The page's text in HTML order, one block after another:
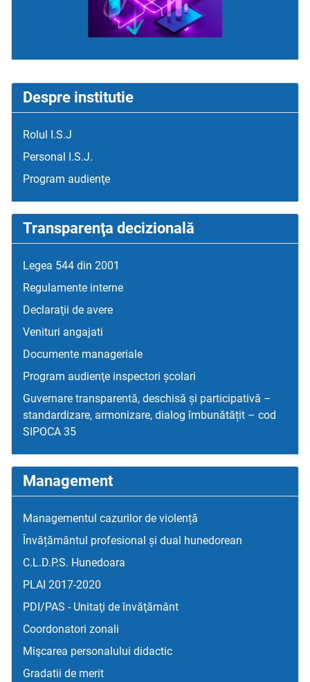
Despre institutie
Rolul I.S.J
Personal I.S.J.
Program audienţe
Transparenţa decizională
Legea 544 din 2001
Regulamente interne
Declaraţii de avere
Venituri angajati
Documente manageriale
Program audienţe inspectori școlari
Guvernare transparentă, deschisă și participativă –
standardizare, armonizare, dialog îmbunătățit – cod
SIPOCA 35
Management
Managementul cazurilor de violență
Învățământul profesional și dual hunedorean
C.L.D.P.S. Hunedoara
PLAI 2017-2020
PDI/PAS - Unitaţi de învăţământ
Coordonatori zonali
Mişcarea personalului didactic
Gradatii de merit